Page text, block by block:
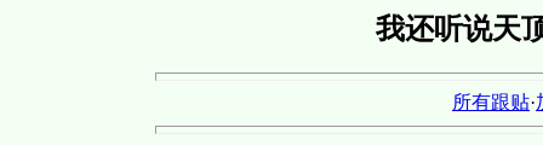
我还听说天
所有跟贴·